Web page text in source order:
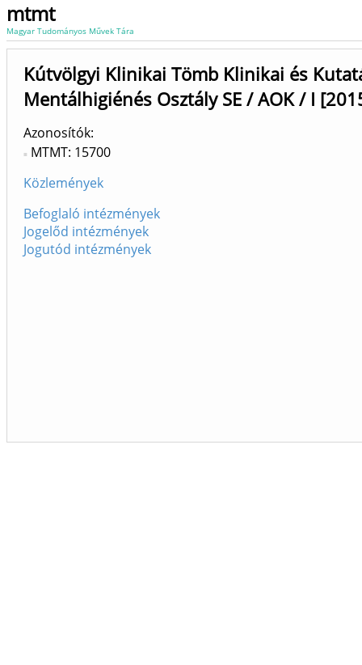
mtmt
Magyar Tudományos Művek Tára
Kútvölgyi Klinikai Tömb Klinikai és
Mentálhigiénés Osztály SE / AOK / I
Azonosítók
MTMT: 15700
Közlemények
Befoglaló intézmények
Jogelőd intézmények
Jogutód intézmények